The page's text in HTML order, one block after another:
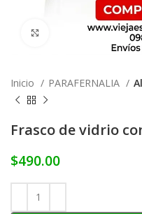
Click to enlarge
Inicio PARAFERNALIA
Frasco de vidrio
$490.00